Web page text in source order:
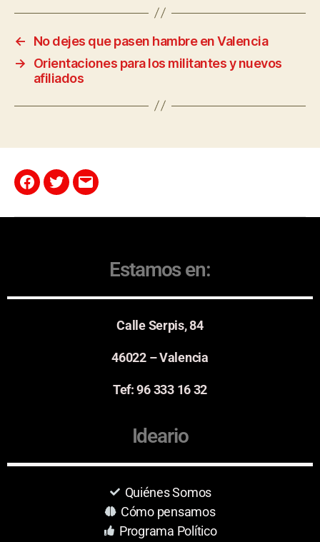
←
No dejes que pasen hambre en Valencia
→
Orientaciones para los militantes y nuevos
afiliados
Estamos en:
Calle Serpis, 84
46022 – Valencia
Tef: 96 333 16 32
Ideario
Quiénes Somos
Cómo pensamos
Programa Político